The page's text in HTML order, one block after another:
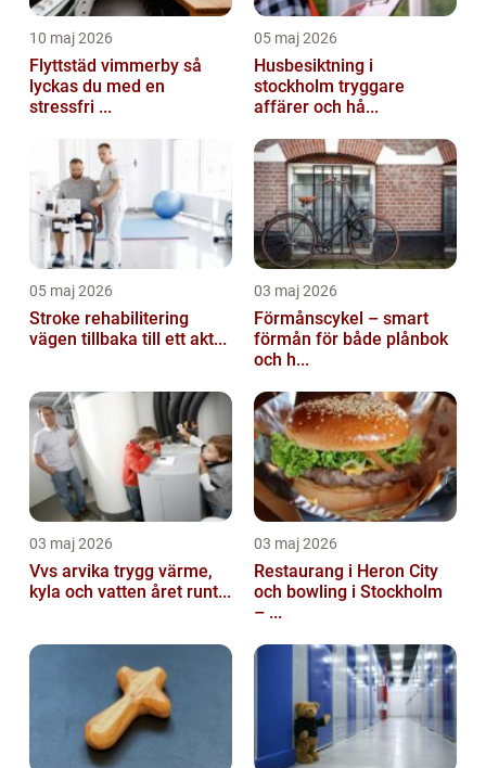
10 maj 2026
Flyttstäd vimmerby så
lyckas du med en
stressfri ...
05 maj 2026
Husbesiktning i
stockholm tryggare
affärer och hå...
05 maj 2026
Stroke rehabilitering
vägen tillbaka till ett akt...
03 maj 2026
Förmånscykel – smart
förmån för både plånbok
och h...
03 maj 2026
Vvs arvika trygg värme,
kyla och vatten året runt...
03 maj 2026
Restaurang i Heron City
och bowling i Stockholm
– ...